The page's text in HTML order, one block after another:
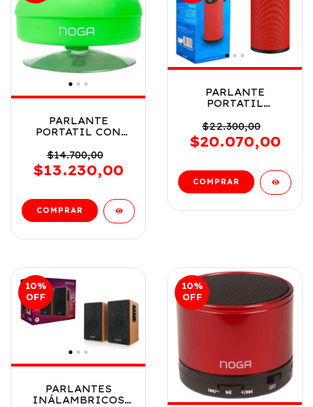
PARLANTE
PORTATIL CON
BAÑO USB VR2 NG-
P78 VERDE
$14.700,00
$13.230,00
PARLANTE
PORTATIL
NOGA COD NG-
PK08RJ
$22.300,00
$20.070,00
10%
OFF
PARLANTES
INÁLAMBRICOS
10%
OFF